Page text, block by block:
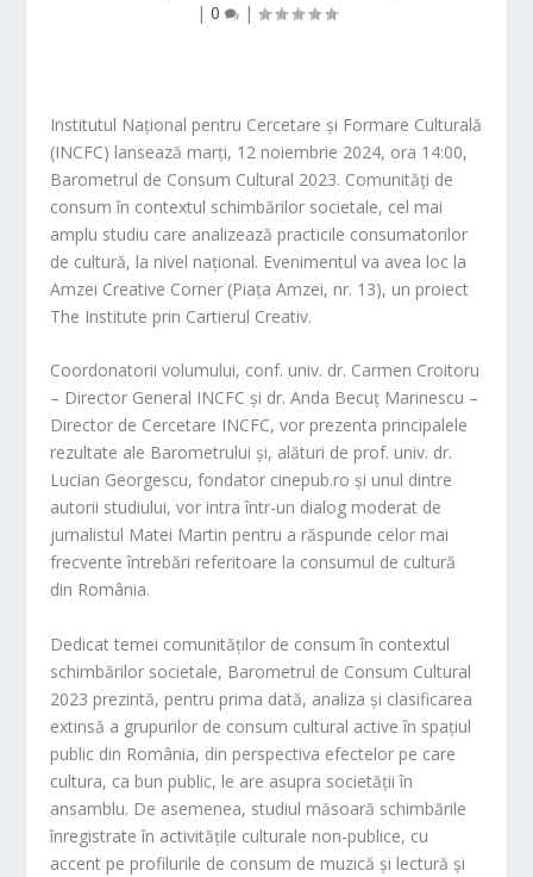
| 0 |
Institutul Național pentru Cercetare și Formare Culturală
(INCFC) lansează marți, 12 noiembrie 2024, ora 14:00,
Barometrul de Consum Cultural 2023. Comunități de
consum în contextul schimbărilor societale, cel mai
amplu studiu care analizează practicile consumatorilor
de cultură, la nivel național. Evenimentul va avea loc la
Amzei Creative Corner (Piața Amzei, nr. 13), un proiect
The Institute prin Cartierul Creativ.
Coordonatorii volumului, conf. univ. dr. Carmen Croitoru
– Director General INCFC și dr.Anda Becuț Marinescu –
Director de Cercetare INCFC, vor prezenta principalele
rezultate ale Barometrului și, alături de prof. univ. dr.
Lucian Georgescu, fondator cinepub.ro și unul dintre
autorii studiului, vor intra într-un dialog moderat de
jurnalistul Matei Martin pentru a răspunde celor mai
frecvente întrebări referitoare la consumul de cultură
din România.
Dedicat temei comunităților de consum în contextul
schimbărilor societale, Barometrul de Consum Cultural
2023 prezintă, pentru prima dată, analiza și clasificarea
extinsă a grupurilor de consum cultural active în spațiul
public din România, din perspectiva efectelor pe care
cultura, ca bun public, le are asupra societății în
ansamblu. De asemenea, studiul măsoară schimbările
înregistrate în activitățile culturale non-publice, cu
accent pe profilurile de consum de muzică și lectură și